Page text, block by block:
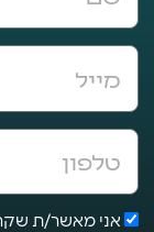
אני מאשר/ת